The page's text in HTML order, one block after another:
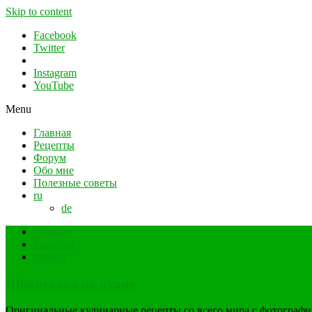
Skip to content
Facebook
Twitter
Instagram
YouTube
Menu
Главная
Рецепты
Форум
Обо мне
Полезные советы
ru
de